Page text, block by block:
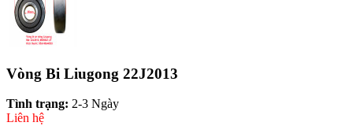
Vòng Bi Liugong 22J2013
Tình trạng: 2-3 Ngày
Liên hệ